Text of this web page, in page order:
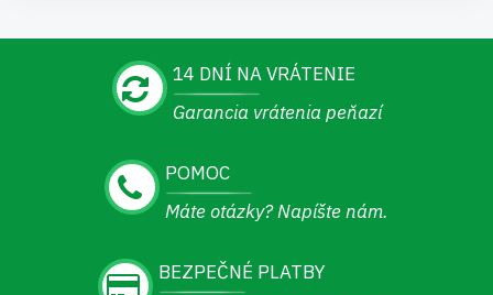
14 DNÍ NA VRÁTENIE
Garancia vrátenia peňazí
POMOC
Máte otázky? Napíšte nám.
BEZPEČNÉ PLATBY